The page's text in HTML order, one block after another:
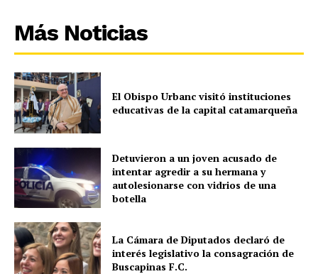
Más Noticias
El Obispo Urbanc visitó instituciones
educativas de la capital catamarqueña
Detuvieron a un joven acusado de
intentar agredir a su hermana y
autolesionarse con vidrios de una
botella
La Cámara de Diputados declaró de
interés legislativo la consagración de
Buscapinas F.C.